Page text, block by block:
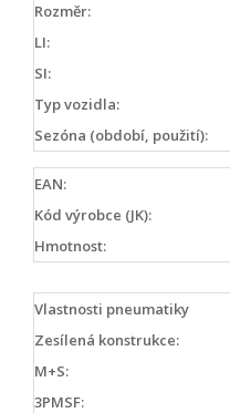
Rozměr:
LI:
SI:
Typ vozidla:
Sezóna (období, použití):
EAN:
Kód výrobce (JK):
Hmotnost:
Vlastnosti pneumatiky
Zesílená konstrukce:
M+S:
3PMSF: